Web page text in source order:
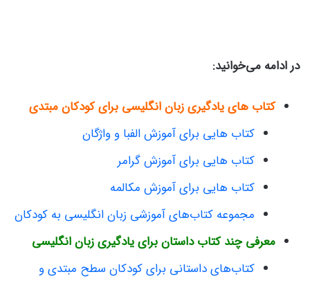
در ادامه می‌خوانید:
کتاب های یادگیری زبان انگلیسی برای کودکان مبتدی
کتاب هایی برای آموزش الفبا و واژگان
کتاب هایی برای آموزش گرامر
کتاب هایی برای آموزش مکالمه
مجموعه کتاب‌های آموزشی زبان انگلیسی به کودکان
معرفی چند کتاب داستان برای یادگیری زبان انگلیسی
کتاب‌های داستانی برای کودکان سطح مبتدی و